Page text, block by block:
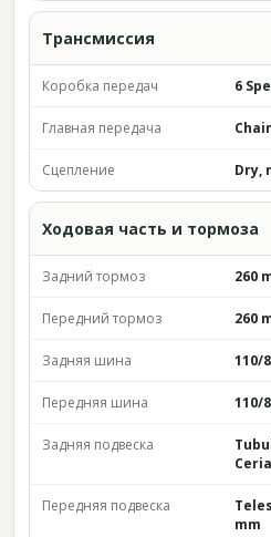
Трансмиссия
Коробка передач 6
Главная передача
Сцепление Dry,
Ходовая часть и тормоза
Задний тормоз 260
Передний тормоз 260
Задняя шина 110/
Передняя шина 110/
Задняя подвеска
Передняя подвеска
mm